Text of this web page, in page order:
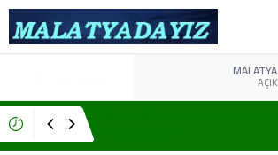
MALATYA
AÇIK